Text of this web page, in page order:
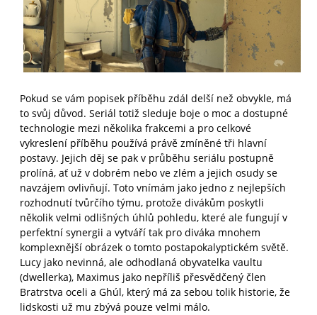
Pokud se vám popisek příběhu zdál delší než obvykle, má
to svůj důvod. Seriál totiž sleduje boje o moc a dostupné
technologie mezi několika frakcemi a pro celkové
vykreslení příběhu používá právě zmíněné tři hlavní
postavy. Jejich děj se pak v průběhu seriálu postupně
prolíná, ať už v dobrém nebo ve zlém a jejich osudy se
navzájem ovlivňují. Toto vnímám jako jedno z nejlepších
rozhodnutí tvůrčího týmu, protože divákům poskytli
několik velmi odlišných úhlů pohledu, které ale fungují v
perfektní synergii a vytváří tak pro diváka mnohem
komplexnější obrázek o tomto postapokalyptickém světě.
Lucy jako nevinná, ale odhodlaná obyvatelka vaultu
(dwellerka), Maximus jako nepříliš přesvědčený člen
Bratrstva oceli a Ghúl, který má za sebou tolik historie, že
lidskosti už mu zbývá pouze velmi málo.